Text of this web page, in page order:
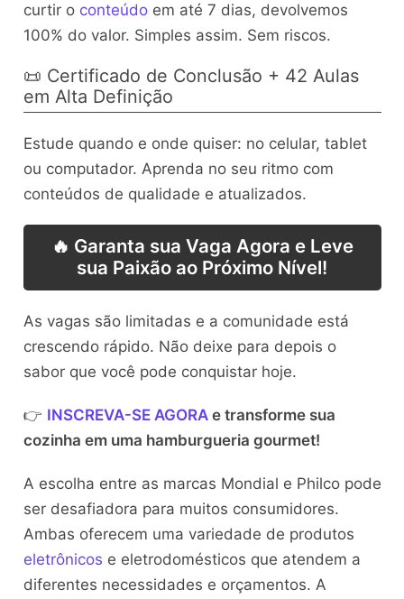
curtir o conteúdoem até 7 dias, devolvemos
100% do valor. Simples assim. Sem riscos.
📜 Certificado de Conclusão + 42 Aulas
em Alta Definição
Estude quando e onde quiser: no celular, tablet
ou computador. Aprenda no seu ritmo com
conteúdos de qualidade e atualizados.
🔥 Garanta sua Vaga Agora e Leve
sua Paixão ao Próximo Nível!
As vagas são limitadas e a comunidade está
crescendo rápido. Não deixe para depois o
sabor que você pode conquistar hoje.
👉 INSCREVA-SE AGORAe transforme sua
cozinha em uma hamburgueria gourmet!
A escolha entre as marcas Mondial e Philco pode
ser desafiadora para muitos consumidores.
Ambas oferecem uma variedade de produtos
eletrônicos e eletrodomésticos que atendem a
diferentes necessidades e orçamentos. A